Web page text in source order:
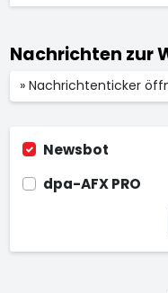
Nachrichten zur
» Nachrichtenticker
Newsbot
dpa-AFX PRO